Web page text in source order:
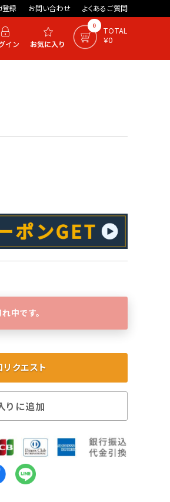
登録 お問い合わせ よくあるご質問
0
TOTAL
￥0
中です。
クエスト
りに追加